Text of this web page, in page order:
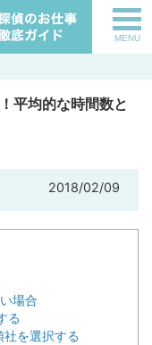
MENU
平均的な時間数と
2018/02/09
場合
る
を選択する